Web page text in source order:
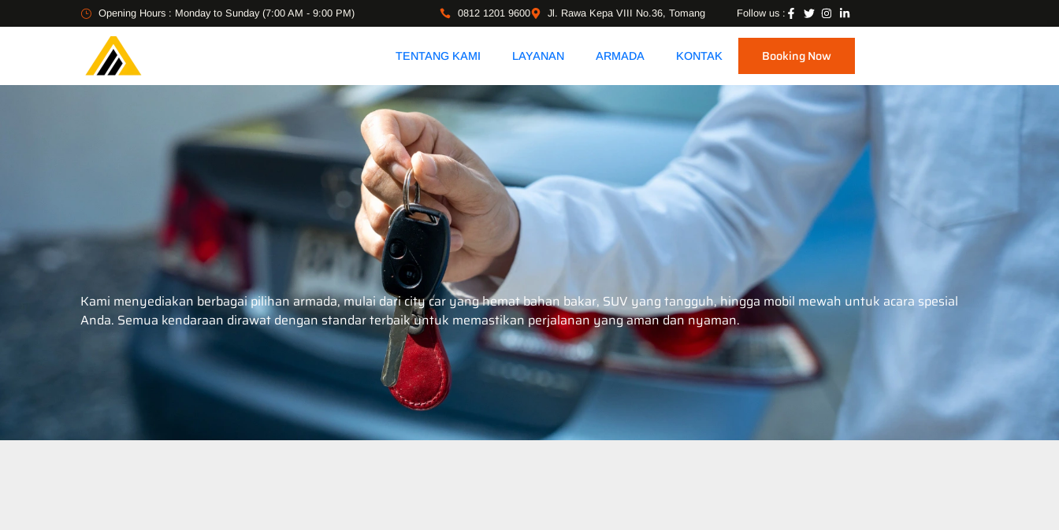
Opening Hours : Monday to Sunday (7:00 AM - 9:00 PM) 0812 1201 9600 Jl. Rawa Kepa VIII No.36, Tomang Follow us :
TENTANG KAMI LAYANAN ARMADA KONTAK Booking Now
Kami menyediakan berbagai pilihan armada, mulai dari city car yang hemat bahan bakar, SUV yang tangguh, hingga mobil mewah untuk acara spesial
Anda. Semua kendaraan dirawat dengan standar terbaik untuk memastikan perjalanan yang aman dan nyaman.